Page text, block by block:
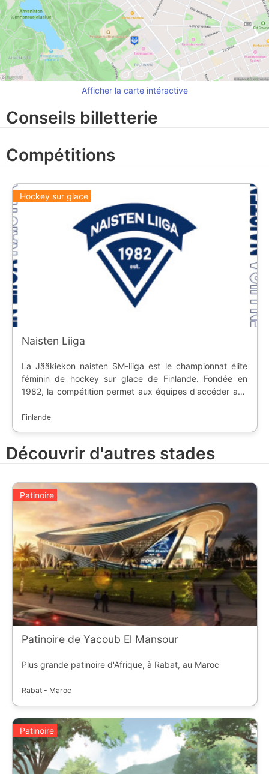
Afficher la carte intéractive
Conseils billetterie
Compétitions
Hockey sur glace
Naisten Liiga
La Jääkiekon naisten SM-liiga est le championnat élite
féminin de hockey sur glace de Finlande. Fondée en
1982, la compétition permet aux équipes d'accéder aux
Finlande
Découvrir d'autres stades
Patinoire
Patinoire de Yacoub El Mansour
Plus grande patinoire d'Afrique, à Rabat, au Maroc
Rabat - Maroc
Patinoire